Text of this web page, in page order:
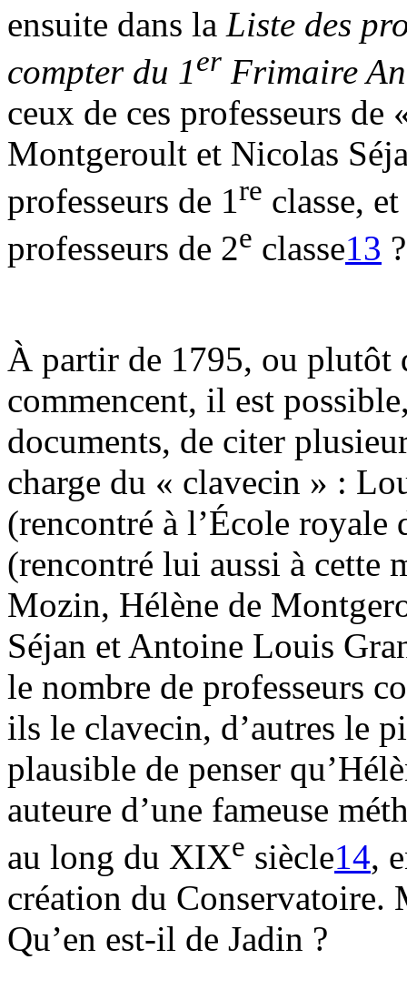
ensuite dans la Liste des
compter du 1er Frimaire
ceux de ces professeurs
Montgeroult et Nicolas
professeurs de 1re classe,
professeurs de 2e classe13 ?
À partir de 1795, ou plutôt
commencent, il est
documents, de citer
charge du « clavecin » :
(rencontré à l’École
(rencontré lui aussi à cette
Mozin, Hélène de
Séjan et Antoine Louis
le nombre de professeurs
ils le clavecin, d’autres le
plausible de penser
auteure d’une fameuse
au long du XIXe siècle14,
création du Conservatoire.
Qu’en est-il de Jadin ?